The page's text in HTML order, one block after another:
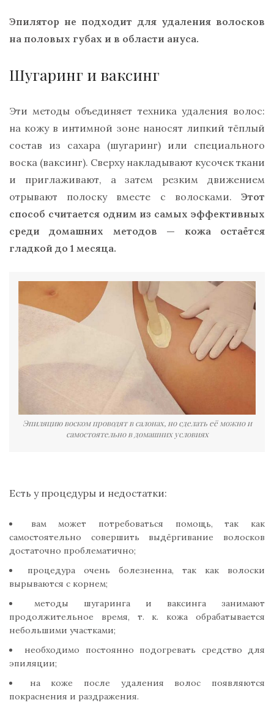
Эпилятор не подходит для удаления волосков
на половых губах и в области ануса.
Шугаринг и ваксинг
Эти методы объединяет техника удаления волос:
на кожу в интимной зоне наносят липкий тёплый
состав из сахара (шугаринг) или специального
воска (ваксинг). Сверху накладывают кусочек ткани
и приглаживают, а затем резким движением
отрывают полоску вместе с волосками. Этот
способ считается одним из самых эффективных
среди домашних методов — кожа остаётся
гладкой до 1 месяца.
Эпиляцию воском проводят в салонах, но сделать её можно и
самостоятельно в домашних условиях
Есть у процедуры и недостатки:
вам может потребоваться помощь, так как
самостоятельно совершить выдёргивание волосков
достаточно проблематично;
процедура очень болезненна, так как волоски
вырываются с корнем;
методы шугаринга и ваксинга занимают
продолжительное время, т. к. кожа обрабатывается
небольшими участками;
необходимо постоянно подогревать средство для
эпиляции;
на коже после удаления волос появляются
покраснения и раздражения.